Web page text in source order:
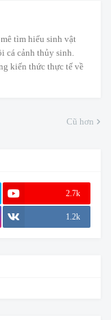
tìm hiểu sinh vật
cá cảnh thủy sinh.
kiến thức thực tế về
Cũ hơn
2.7k
1.2k